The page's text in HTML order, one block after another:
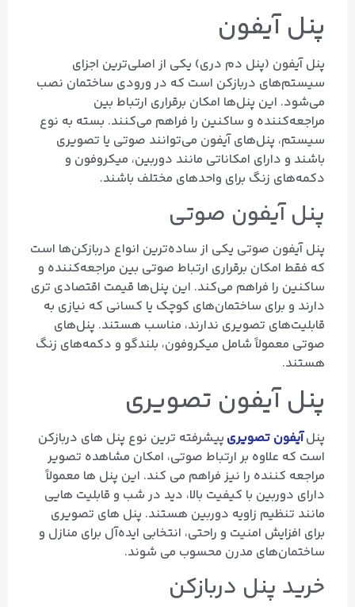
پنل آیفون
پنل آیفون (پنل دم دری) یکی از اصلی‌ترین اجزای
سیستم‌های دربازکن است که در ورودی ساختمان نصب
می‌شود. این پنل‌ها امکان برقراری ارتباط بین
مراجعه‌کننده و ساکنین را فراهم می‌کنند. بسته به نوع
سیستم، پنل‌های آیفون می‌توانند صوتی یا تصویری
باشند و دارای امکاناتی مانند دوربین، میکروفون و
دکمه‌های زنگ برای واحدهای مختلف باشند.
پنل آیفون صوتی
پنل آیفون صوتی یکی از ساده‌ترین انواع دربازکن‌ها است
که فقط امکان برقراری ارتباط صوتی بین مراجعه‌کننده و
ساکنین را فراهم می‌کند. این پنل‌ها قیمت اقتصادی‌ تری
دارند و برای ساختمان‌های کوچک یا کسانی که نیازی به
قابلیت‌های تصویری ندارند، مناسب هستند. پنل‌های
صوتی معمولاً شامل میکروفون، بلندگو و دکمه‌های زنگ
هستند.
پنل آیفون تصویری
پنلآیفون تصویری پیشرفته‌ ترین نوع پنل‌ های دربازکن
است که علاوه بر ارتباط صوتی، امکان مشاهده تصویر
مراجعه‌ کننده را نیز فراهم می‌ کند. این پنل‌ ها معمولاً
دارای دوربین با کیفیت بالا، دید در شب و قابلیت‌ هایی
مانند تنظیم زاویه دوربین هستند. پنل‌ های تصویری
برای افزایش امنیت و راحتی، انتخابی ایده‌آل برای منازل و
ساختمان‌های مدرن محسوب می‌ شوند.
خرید پنل دربازکن